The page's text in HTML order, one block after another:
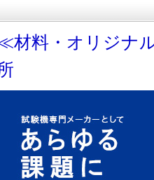
材料・オリジナ